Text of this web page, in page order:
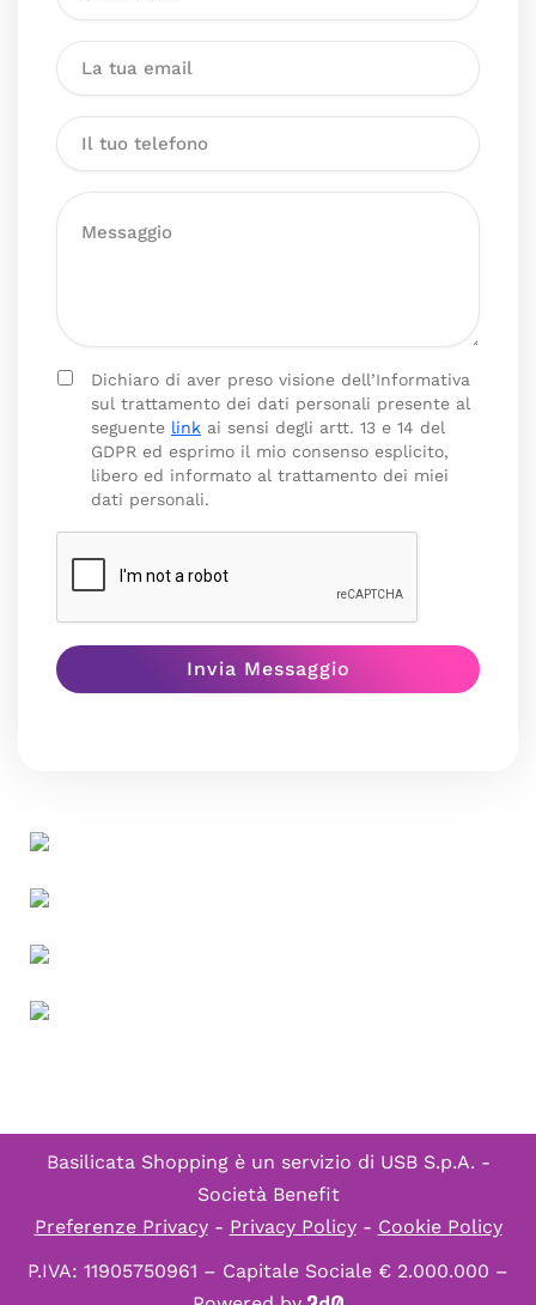
Dichiaro di aver preso visione dell’Informativa
sul trattamento dei dati personali presente al
seguente link ai sensi degli artt. 13 e 14 del
GDPR ed esprimo il mio consenso esplicito,
libero ed informato al trattamento dei miei
dati personali.
Basilicata Shopping è un servizio di USB S.p.A. -
Società Benefit
Preferenze Privacy- Privacy Policy- Cookie Policy
P.IVA: 11905750961 – Capitale Sociale € 2.000.000 –